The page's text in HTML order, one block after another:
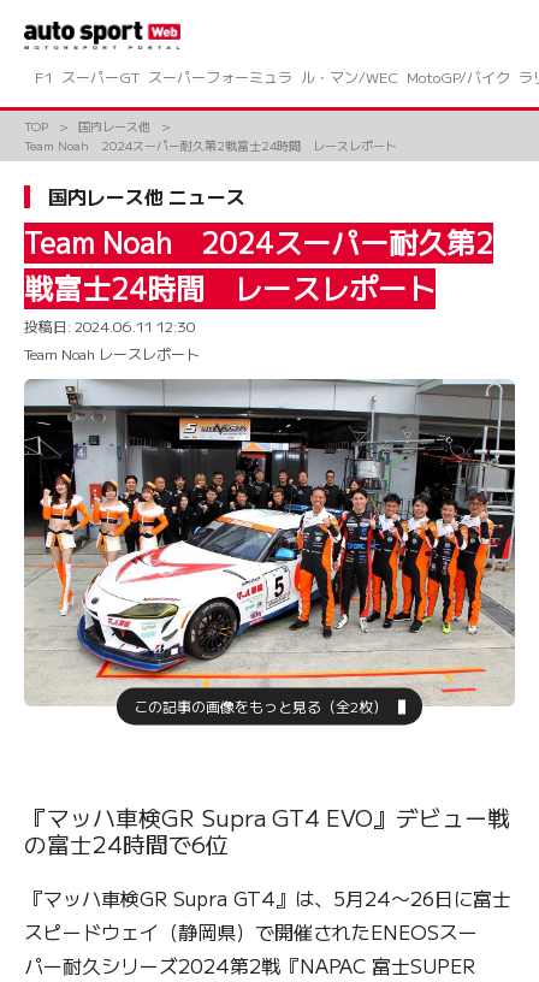
ツ
キ
F1 スーパーGT スーパーフォーミュラ ル・マン/WEC MotoGP/バイク ラ
TOP
国内レース他
Team Noah 2024スーパー耐久第2戦富士24時間 レースレポート
国内レース他 ニュース
Team Noah 2024スーパー耐久第2
戦富士24時間 レースレポート
投稿日: 2024.06.11 12:30
Team Noah レースレポート
この記事の画像をもっと見る（全2枚）
『マッハ車検GR Supra GT4 EVO』デビュー戦
の富士24時間で6位
『マッハ車検GR Supra GT4』は、5月24〜26日に富士
スピードウェイ（静岡県）で開催されたENEOSスー
パー耐久シリーズ2024第2戦『NAPAC 富士SUPER